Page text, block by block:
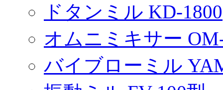
ドタンミル KD-1800
オムニミキサー
バイブローミル